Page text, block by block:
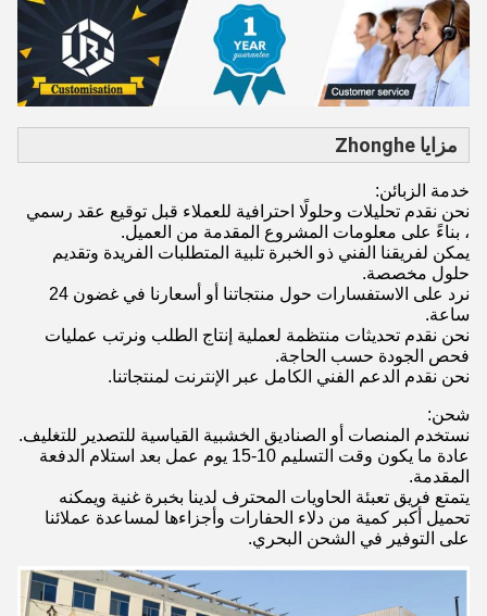
مزايا Zhonghe
خدمة الزبائن:
نحن نقدم تحليلات وحلولًا احترافية للعملاء قبل توقيع عقد رسمي
، بناءً على معلومات المشروع المقدمة من العميل.
يمكن لفريقنا الفني ذو الخبرة تلبية المتطلبات الفريدة وتقديم
حلول مخصصة.
نرد على الاستفسارات حول منتجاتنا أو أسعارنا في غضون 24
ساعة.
نحن نقدم تحديثات منتظمة لعملية إنتاج الطلب ونرتب عمليات
فحص الجودة حسب الحاجة.
نحن نقدم الدعم الفني الكامل عبر الإنترنت لمنتجاتنا.
شحن:
نستخدم المنصات أو الصناديق الخشبية القياسية للتصدير للتغليف.
عادة ما يكون وقت التسليم 10-15 يوم عمل بعد استلام الدفعة
المقدمة.
يتمتع فريق تعبئة الحاويات المحترف لدينا بخبرة غنية ويمكنه
تحميل أكبر كمية من دلاء الحفارات وأجزاءها لمساعدة عملائنا
على التوفير في الشحن البحري.